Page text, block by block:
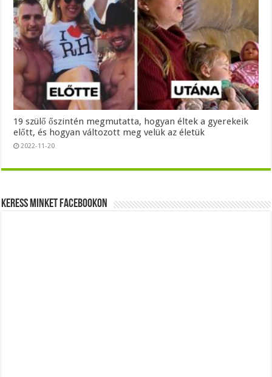
19 szülő őszintén megmutatta, hogyan éltek a gyerekeik
előtt, és hogyan változott meg velük az életük
2022-11-20
Keress minket Facebookon